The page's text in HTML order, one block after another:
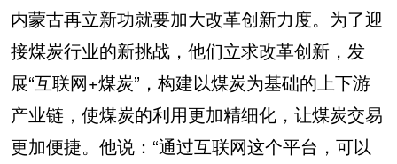
内蒙古再立新功就要加大改革创新力度。为了迎
接煤炭行业的新挑战，他们立求改革创新，发
展“互联网+煤炭”，构建以煤炭为基础的上下游
产业链，使煤炭的利用更加精细化，让煤炭交易
更加便捷。他说：“通过互联网这个平台，可以